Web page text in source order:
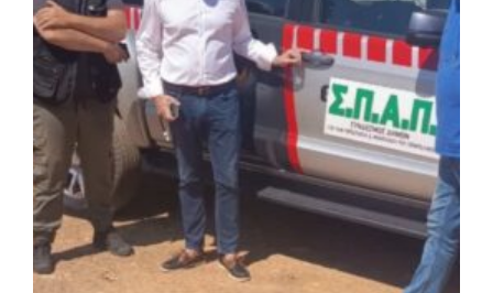
συνύπαρξη με τις θαλάσσιες χελώνες